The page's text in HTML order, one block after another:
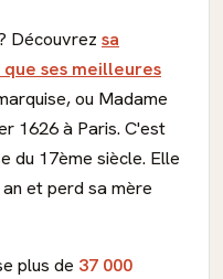
Découvrez sa
que ses meilleures
ou Madame
1626 à Paris. C'est
du 17ème siècle. Elle
et perd sa mère
plus de 37 000